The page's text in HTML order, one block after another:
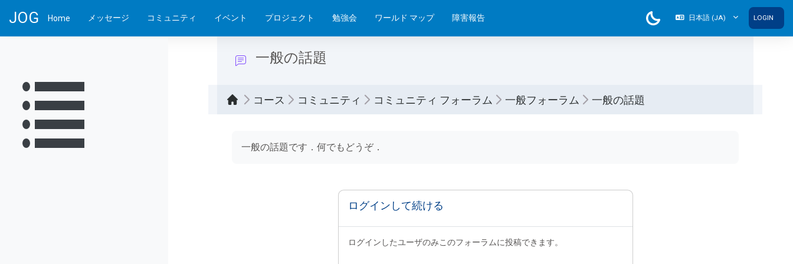
JOG Home メッセージ コミュニティ イベント プロジェクト 勉強会 ワールド マップ 障害報告 日本語 ‎(JA)‎ LOGIN
一般の話題
コース コミュニティ コミュニティ フォーラム 一般フォーラム 一般の話題
一般の話題です．何でもどうぞ．
ログインして続ける
ログインしたユーザのみこのフォーラムに投稿できます。